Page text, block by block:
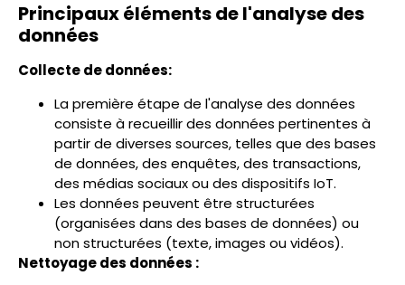
Principaux éléments de l'analyse des
données
Collecte de données:
La première étape de l'analyse des données
consiste à recueillir des données pertinentes à
partir de diverses sources, telles que des bases
de données, des enquêtes, des transactions,
des médias sociaux ou des dispositifs IoT.
Les données peuvent être structurées
(organisées dans des bases de données) ou
non structurées (texte, images ou vidéos).
Nettoyage des données :